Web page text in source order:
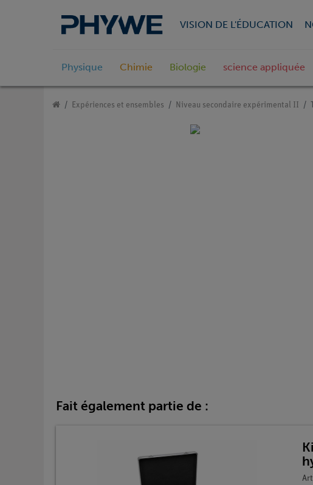
VISION DE L'ÉDUCATION
Physique Chimie Biologie science appliquée
Expériences et ensembles Niveau secondaire expérimental II
Fait également partie de :